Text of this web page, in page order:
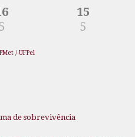
15
5
/ UFPel
de sobrevivência